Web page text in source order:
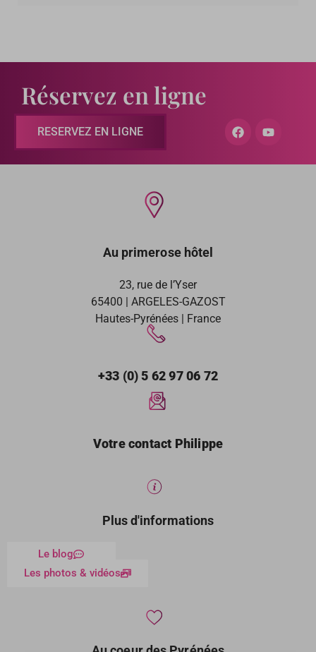
Réservez en ligne
RESERVEZ EN LIGNE
Au primerose hôtel
23, rue de l’Yser
65400 | ARGELES-GAZOST
Hautes-Pyrénées | France
+33 (0) 5 62 97 06 72
Votre contact Philippe
Plus d'informations
Le blog
Les photos & vidéos